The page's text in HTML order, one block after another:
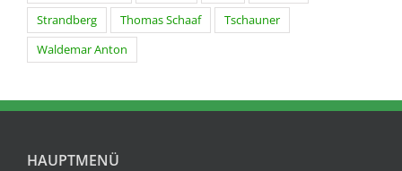
Strandberg
Thomas Schaaf
Tschauner
Waldemar Anton
HAUPTMENÜ